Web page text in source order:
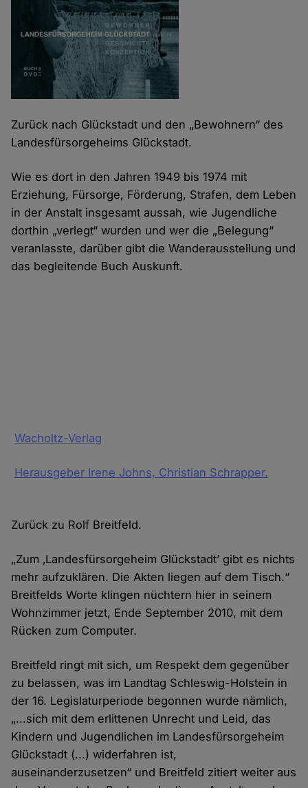
Zurück nach Glückstadt und den „Bewohnern“ des
Landesfürsorgeheims Glückstadt.
Wie es dort in den Jahren 1949 bis 1974 mit
Erziehung, Fürsorge, Förderung, Strafen, dem Leben
in der Anstalt insgesamt aussah, wie Jugendliche
dorthin „verlegt“ wurden und wer die „Belegung“
veranlasste, darüber gibt die Wanderausstellung und
das begleitende Buch Auskunft.
Wacholtz-Verlag
Herausgeber Irene Johns, Christian Schrapper.
Zurück zu Rolf Breitfeld.
„Zum ‚Landesfürsorgeheim Glückstadt’ gibt es nichts
mehr aufzuklären. Die Akten liegen auf dem Tisch.“
Breitfelds Worte klingen nüchtern hier in seinem
Wohnzimmer jetzt, Ende September 2010, mit dem
Rücken zum Computer.
Breitfeld ringt mit sich, um Respekt dem gegenüber
zu belassen, was im Landtag Schleswig-Holstein in
der 16. Legislaturperiode begonnen wurde nämlich,
„...sich mit dem erlittenen Unrecht und Leid, das
Kindern und Jugendlichen im Landesfürsorgeheim
Glückstadt (...) widerfahren ist,
auseinanderzusetzen“ und Breitfeld zitiert weiter aus